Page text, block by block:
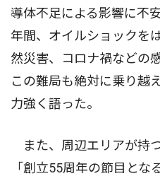
導体不足による影響に不
年間、オイルショックを
然災害、コロナ禍などの
この難局も絶対に乗り越
力強く語った。
また、周辺エリアが持
「創立55周年の節目と